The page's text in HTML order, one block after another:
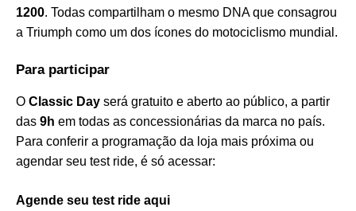
1200. Todas compartilham o mesmo DNA que consagrou
a Triumph como um dos ícones do motociclismo mundial.
Para participar
O Classic Day será gratuito e aberto ao público, a partir
das 9h em todas as concessionárias da marca no país.
Para conferir a programação da loja mais próxima ou
agendar seu test ride, é só acessar:
Agende seu test ride aqui